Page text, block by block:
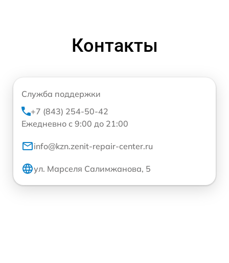
Контакты
Служба поддержки
+7 (843) 254-50-42
Ежедневно с 9:00 до 21:00
info@kzn.zenit-repair-center.ru
ул. Марселя Салимжанова, 5